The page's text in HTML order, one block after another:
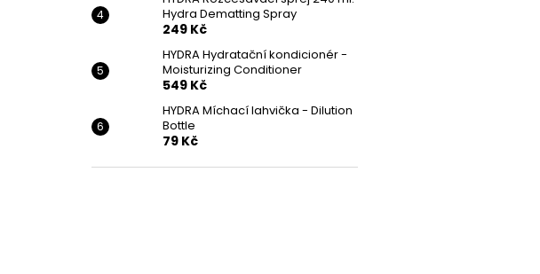
Hydra Dematting Spray
249 Kč
HYDRA Hydratační kondicionér -
Moisturizing Conditioner
549 Kč
HYDRA Míchací lahvička - Dilution
Bottle
79 Kč